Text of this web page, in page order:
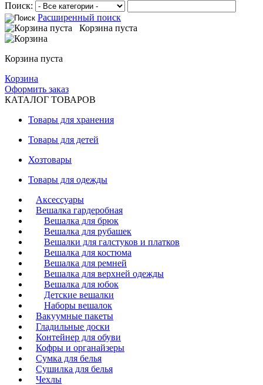
Поиск:
Расширенный поиск
Корзина пуста
Корзина пуста
Корзина
Оформить заказ
КАТАЛОГ ТОВАРОВ
Товары для хранения
Товары для детей
Хозтовары
Товары для одежды
Аксессуары
Вешалка гардеробная
Вешалка для брюк
Вешалка для рубашек
Вешалки для галстуков и платков
Вешалка для костюма
Вешалка для ремней
Вешалка для верхней одежды
Вешалка для юбок
Детские вешалки
Наборы вешалок
Вакуумные пакеты
Гладильные доски
Контейнер для обуви
Кофры и органайзеры
Сумка для белья
Сушилка для белья
Чехлы